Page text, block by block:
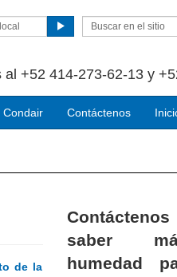
+52 414-273-62-13 y
Condair Contáctenos
de la
saber
humedad